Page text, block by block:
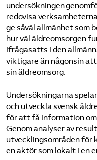
undersökningen
redovisa
ge såväl allmänhet som
hur väl äldreomsorgen
ifrågasatts i den
viktigare än någonsin
sin äldreomsorg.
Undersökningarna
och utveckla svensk
för att få information om
Genom analyser av
utvecklingsområden för
en aktör som lokalt i en